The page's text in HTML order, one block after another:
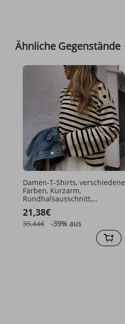
Ähnliche Gegenstände
Damen-T-Shirts, verschiedene
Farben, Kurzarm,
Rundhalsausschnitt,
Baumwollmischung,
Freizeitkleidung,
Alltagstauglich
21,38€
35,44€ -39% aus